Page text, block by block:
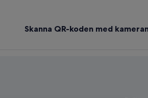
Skanna QR-koden med